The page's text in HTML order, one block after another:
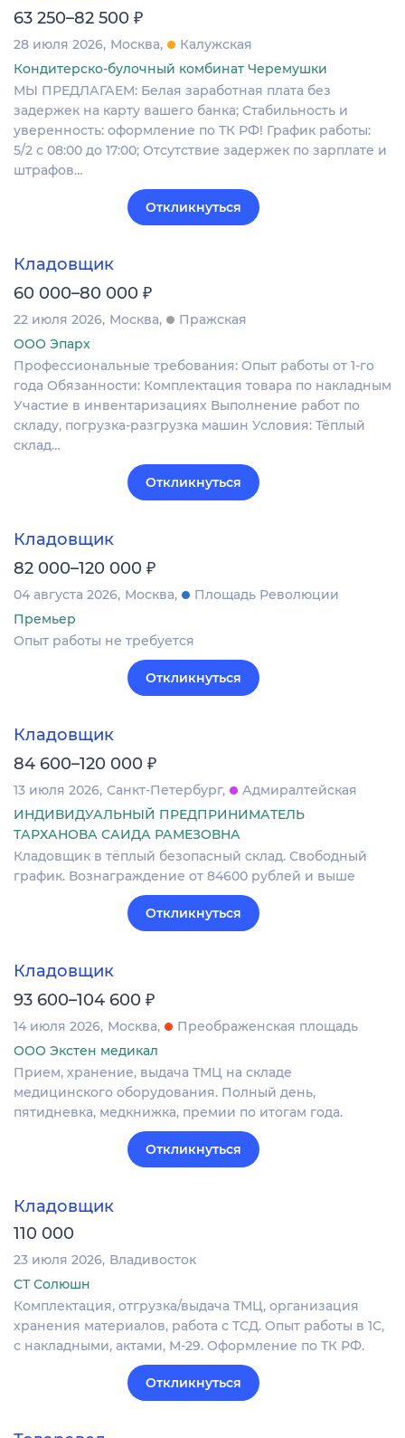
63 250–82 500 ₽
28 июля 2026 Москва
Калужская
Кондитерско-булочный комбинат Черемушки
МЫ ПРЕДЛАГАЕМ: Белая заработная плата без
задержек на карту вашего банка; Стабильность и
уверенность: оформление по ТК РФ! График работы:
5/2 с 08:00 до 17:00; Отсутствие задержек по зарплате и
штрафов…
Откликнуться
Кладовщик
60 000–80 000 ₽
22 июля 2026 Москва
Пражская
ООО Эпарх
Профессиональные требования: Опыт работы от 1-го
года Обязанности: Комплектация товара по накладным
Участие в инвентаризациях Выполнение работ по
складу, погрузка-разгрузка машин Условия: Тёплый
склад…
Откликнуться
Кладовщик
82 000–120 000 ₽
04 августа 2026 Москва
Площадь Революции
Премьер
Опыт работы не требуется
Откликнуться
Кладовщик
84 600–120 000 ₽
13 июля 2026 Санкт-Петербург
Адмиралтейская
ИНДИВИДУАЛЬНЫЙ ПРЕДПРИНИМАТЕЛЬ
ТАРХАНОВА САИДА РАМЕЗОВНА
Кладовщик в тёплый безопасный склад. Свободный
график. Вознаграждение от 84600 рублей и выше
Откликнуться
Кладовщик
93 600–104 600 ₽
14 июля 2026 Москва
Преображенская площадь
ООО Экстен медикал
Прием, хранение, выдача ТМЦ на складе
медицинского оборудования. Полный день,
пятидневка, медкнижка, премии по итогам года.
Откликнуться
Кладовщик
110 000
23 июля 2026 Владивосток
СТ Солюшн
Комплектация, отгрузка/выдача ТМЦ, организация
хранения материалов, работа с ТСД. Опыт работы в 1С,
с накладными, актами, М-29. Оформление по ТК РФ.
Откликнуться